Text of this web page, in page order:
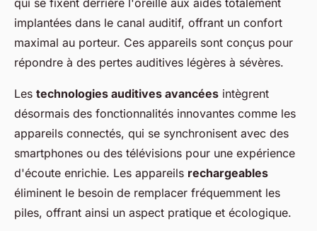
qui se fixent derrière l'oreille aux aides totalement
implantées dans le canal auditif, offrant un confort
maximal au porteur. Ces appareils sont conçus pour
répondre à des pertes auditives légères à sévères.
Les technologies auditives avancées intègrent
désormais des fonctionnalités innovantes comme les
appareils connectés, qui se synchronisent avec des
smartphones ou des télévisions pour une expérience
d'écoute enrichie. Les appareils rechargeables
éliminent le besoin de remplacer fréquemment les
piles, offrant ainsi un aspect pratique et écologique.